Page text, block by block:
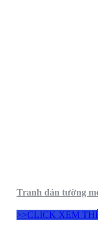
Tranh dán tường
>>CLICK XEM